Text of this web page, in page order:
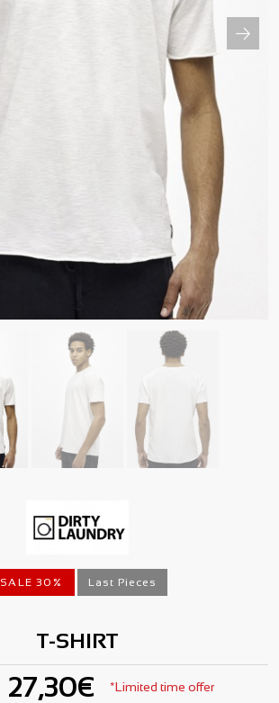
SALE 30% Last Pieces
T-SHIRT
27,30€ *Limited time offer